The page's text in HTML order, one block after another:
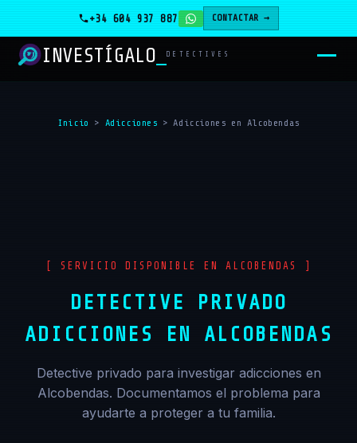
+34 604 937 887 CONTACTAR →
INVESTÍGALO DETECTIVES
Inicio > Adicciones >Adicciones en Alcobendas
[ SERVICIO DISPONIBLE EN ALCOBENDAS ]
DETECTIVE PRIVADO
ADICCIONES EN ALCOBENDAS
Detective privado para investigar adicciones en
Alcobendas. Documentamos el problema para
ayudarte a proteger a tu familia.